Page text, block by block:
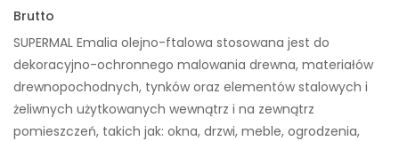
Brutto
SUPERMAL Emalia olejno-ftalowa stosowana jest do
dekoracyjno-ochronnego malowania drewna, materiałów
drewnopochodnych, tynków oraz elementów stalowych i
żeliwnych użytkowanych wewnątrz i na zewnątrz
pomieszczeń, takich jak: okna, drzwi, meble, ogrodzenia,